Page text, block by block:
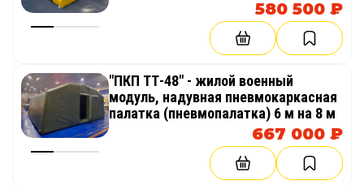
Эксклюзивное изготовление
Компания ТаймТриал изготавливает надувные
юрты и другие эксклюзивные пневмокаркасные
форму, цвет, оформление, окна, входную группу,
декоративные элементы и брендирование.
Надувная юрта подходит для глэмпинга,
580 500 ₽
"ПКП ТТ-48" - жилой военный
модуль, надувная пневмокаркасная
палатка (пневмопалатка) 6 м на 8 м
667 000 ₽